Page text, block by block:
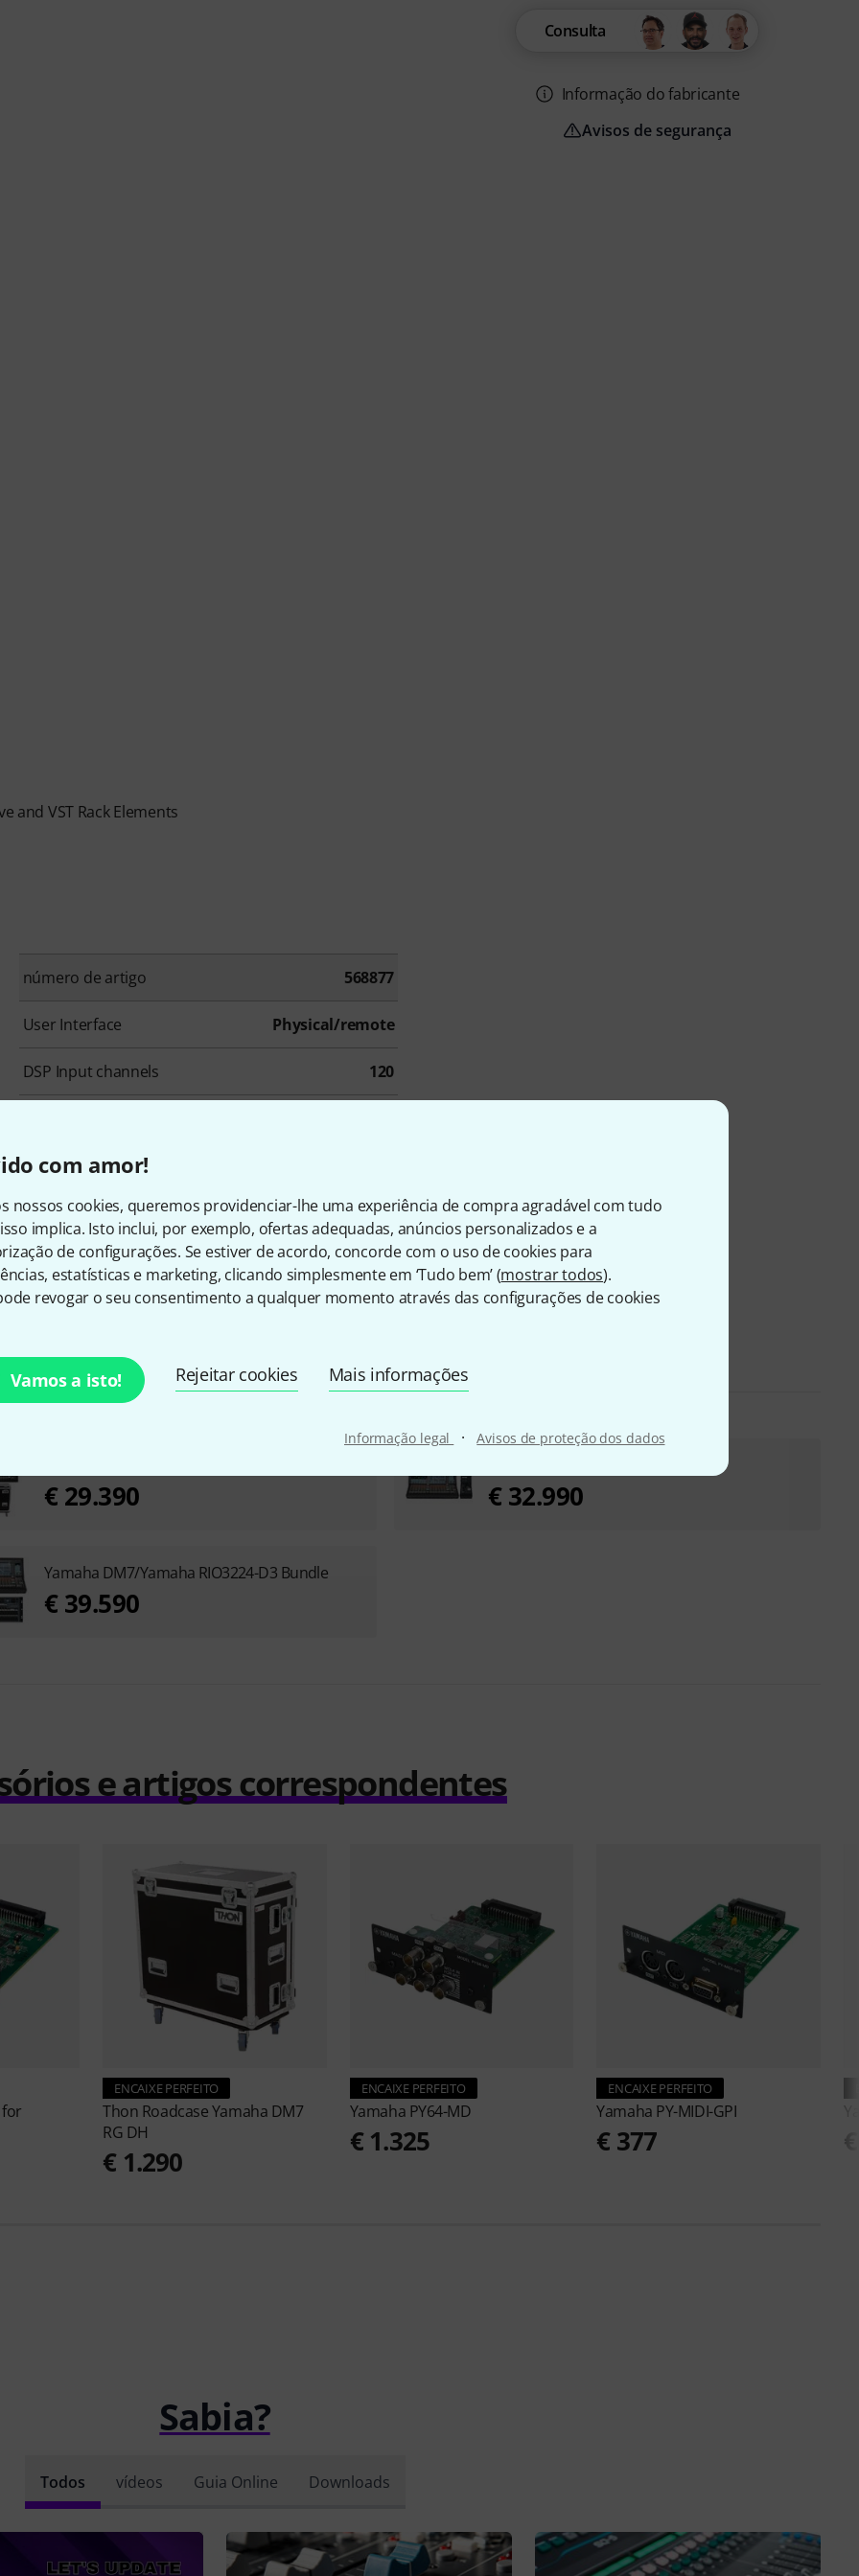
com amor!
nossos cookies, queremos providenciar-lhe uma experiência de compra agradável com tudo
implica. Isto inclui, por exemplo, ofertas adequadas, anúncios personalizados e a
de configurações. Se estiver de acordo, concorde com o uso de cookies para
estatísticas e marketing, clicando simplesmente em ‘Tudo bem’ (mostrar todos).
revogar o seu consentimento a qualquer momento através das configurações de cookies
Vamos a isto! Rejeitar cookies Mais informações
Informação legal · Avisos de proteção dos dados
and VST Rack Elements
número de artigo 568877
User Interface Physical/remote
DSP Input channels 120
Hotspot
integratated Player/Rec via USB/SD stereo
Consulta
Informação do fabricante
Avisos de segurança
€ 29.390 € 32.990
Yamaha DM7/Yamaha RIO3224-D3 Bundle
€ 39.590
e artigos correspondentes
for
ENCAIXE PERFEITO
Thon Roadcase Yamaha DM7
RG DH
€ 1.290
ENCAIXE PERFEITO
Yamaha PY64-MD
€ 1.325
ENCAIXE PERFEITO
Yamaha PY-MIDI-GPI
€ 377
Sabia?
Todos vídeos Guia Online Downloads